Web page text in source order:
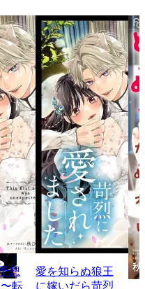
想
転
愛を知らぬ狼王
に嫁いだら苛烈